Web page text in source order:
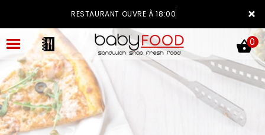
×
RESTAURANT OUVRE À 18:00
0